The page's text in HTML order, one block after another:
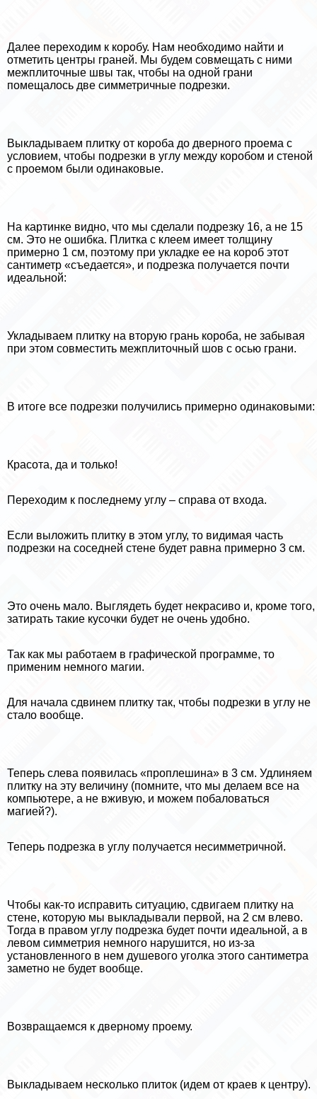
Далее переходим к коробу. Нам необходимо найти и
отметить центры граней. Мы будем совмещать с ними
межплиточные швы так, чтобы на одной грани
помещалось две симметричные подрезки.
Выкладываем плитку от короба до дверного проема с
условием, чтобы подрезки в углу между коробом и стеной
с проемом были одинаковые.
На картинке видно, что мы сделали подрезку 16, а не 15
см. Это не ошибка. Плитка с клеем имеет толщину
примерно 1 см, поэтому при укладке ее на короб этот
сантиметр «съедается», и подрезка получается почти
идеальной:
Укладываем плитку на вторую грань короба, не забывая
при этом совместить межплиточный шов с осью грани.
В итоге все подрезки получились примерно одинаковыми:
Красота, да и только!
Переходим к последнему углу – справа от входа.
Если выложить плитку в этом углу, то видимая часть
подрезки на соседней стене будет равна примерно 3 см.
Это очень мало. Выглядеть будет некрасиво и, кроме того,
затирать такие кусочки будет не очень удобно.
Так как мы работаем в графической программе, то
применим немного магии.
Для начала сдвинем плитку так, чтобы подрезки в углу не
стало вообще.
Теперь слева появилась «проплешина» в 3 см. Удлиняем
плитку на эту величину (помните, что мы делаем все на
компьютере, а не вживую, и можем побаловаться
магией?).
Теперь подрезка в углу получается несимметричной.
Чтобы как-то исправить ситуацию, сдвигаем плитку на
стене, которую мы выкладывали первой, на 2 см влево.
Тогда в правом углу подрезка будет почти идеальной, а в
левом симметрия немного нарушится, но из-за
установленного в нем душевого уголка этого сантиметра
заметно не будет вообще.
Возвращаемся к дверному проему.
Выкладываем несколько плиток (идем от краев к центру).